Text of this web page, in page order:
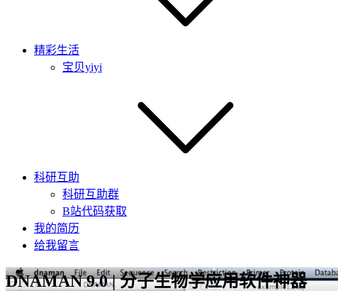
精彩生活
宝贝yiyi
科研互助
科研互助群
B站代码获取
我的简历
给我留言
DNAMAN 9.0 | 分子生物学应用软件神器